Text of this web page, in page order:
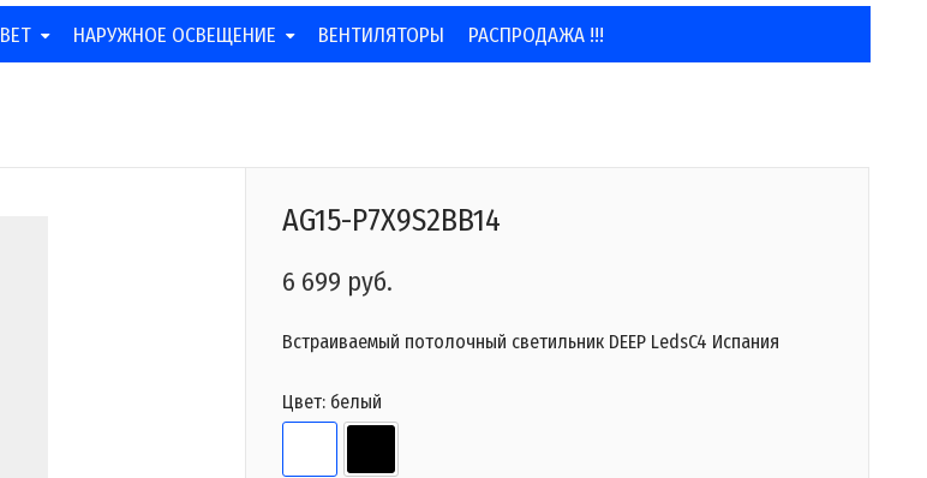
НАРУЖНОЕ ОСВЕЩЕНИЕ ВЕНТИЛЯТОРЫ РАСПРОДАЖА !!!
AG15-P7X9S2BB14
6 699 руб.
Встраиваемый потолочный светильник DEEP LedsC4 Испания
Цвет: белый